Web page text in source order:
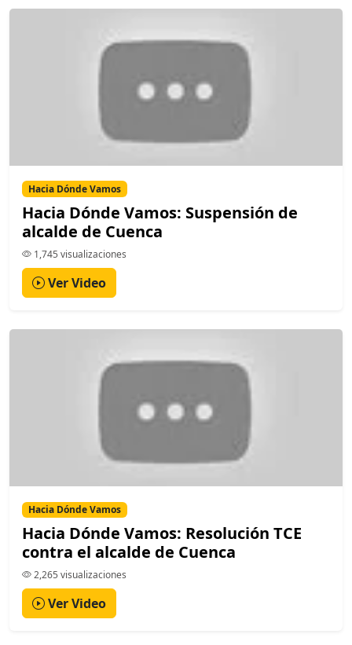
Hacia Dónde Vamos
Hacia Dónde Vamos: Suspensión de
alcalde de Cuenca
1,745 visualizaciones
Ver Video
Hacia Dónde Vamos
Hacia Dónde Vamos: Resolución TCE
contra el alcalde de Cuenca
2,265 visualizaciones
Ver Video